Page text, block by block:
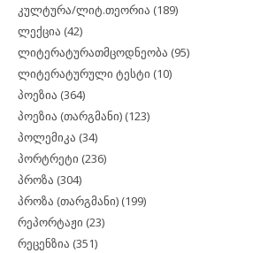
კულტურა/ლიტ.თეორია (189)
ლექცია (42)
ლიტერატურათმცოდნეობა (95)
ლიტერატურული ტესტი (10)
პოეზია (364)
პოეზია (თარგმანი) (123)
პოლემიკა (34)
პორტრეტი (236)
პროზა (304)
პროზა (თარგმანი) (199)
რეპორტაჟი (23)
რეცენზია (351)